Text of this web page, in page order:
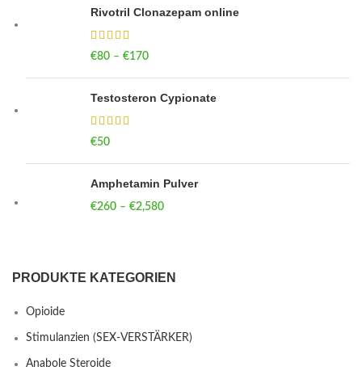
Rivotril Clonazepam online
€80 – €170
Testosteron Cypionate
€50
Amphetamin Pulver
€260 – €2,580
PRODUKTE KATEGORIEN
Opioide
Stimulanzien (SEX-VERSTÄRKER)
Anabole Steroide